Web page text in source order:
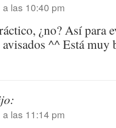
las 10:40 pm
¿no? Así para
^^ Está muy
las 11:14 pm